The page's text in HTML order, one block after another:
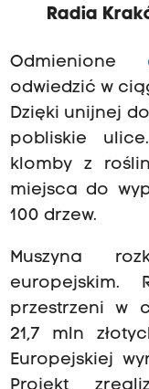
Radia
Odmienione
odwiedzić w
Dzięki unijnej
pobliskie
klomby z
miejsca do
100 drzew.
Muszyna
europejskim.
przestrzeni w
21,7 mln
Europejskiej